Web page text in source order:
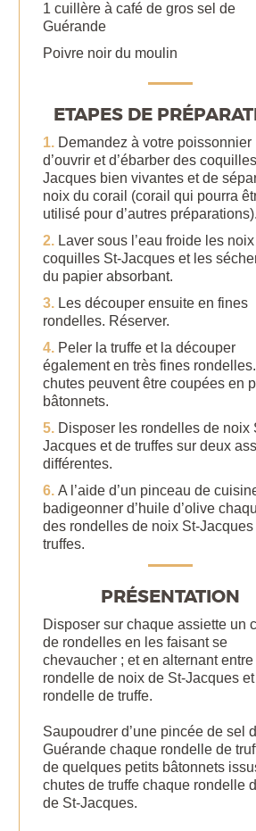
1 cuillère à café de gros sel de
Guérande
Poivre noir du moulin
ETAPES DE
Demandez à votre poissonnier
d’ouvrir et d’ébarber des
Jacques bien vivantes et de
noix du corail (corail qui pourra
utilisé pour d’autres préparations).
Laver sous l’eau froide les
coquilles St-Jacques et les
du papier absorbant.
Les découper ensuite en fines
rondelles. Réserver.
Peler la truffe et la découper
également en très fines
chutes peuvent être coupées en
bâtonnets.
Disposer les rondelles de noix
Jacques et de truffes sur deux
différentes.
A l’aide d’un pinceau de
badigeonner d’huile d’olive
des rondelles de noix St-Jacques
truffes.
PRÉSENTATION
Disposer sur chaque assiette un
de rondelles en les faisant se
chevaucher ; et en alternant entre
rondelle de noix de St-Jacques et
rondelle de truffe.
Saupoudrer d’une pincée de sel
Guérande chaque rondelle de
de quelques petits bâtonnets
chutes de truffe chaque rondelle
de St-Jacques.